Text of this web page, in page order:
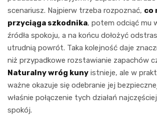
scenariusz. Najpierw trzeba rozpoznać, co
przyciąga szkodnika, potem odciąć mu
źródła spokoju, a na końcu dołożyć
utrudnią powrót. Taka kolejność daje
niż przypadkowe rozstawianie zapachów
Naturalny wróg kuny istnieje, ale w
ważne okazuje się odebranie jej
właśnie połączenie tych działań
spokój.